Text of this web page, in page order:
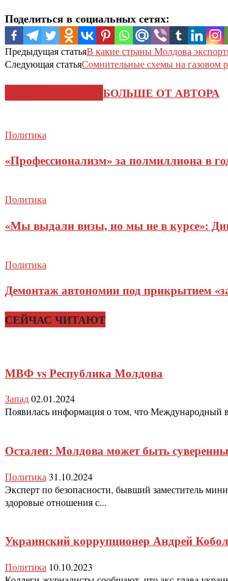
Поделиться в социальных сетях:
Предыдущая статьяВ какие страны Молдова
Следующая статьяСомнительные схемы на газовом
БОЛЬШЕ ОТ АВТОРА
Политика
«Профессионализм» за полмиллиона в
Политика
«Мы выдали визы, но мы не в курсе»:
Политика
Демонтаж автономии под прикрытием
СЕЙЧАС ЧИТАЮТ
МВФ vs Республика Молдова
Запад02.01.2024
Появилась информация о том, что Международный
Осталеп: Молдова может быть
Политика 31.10.2024
Эксперт по безопасности, бывший заместитель
здоровые отношения с...
Украинский коррупционер Андрей
Политика 10.10.2023